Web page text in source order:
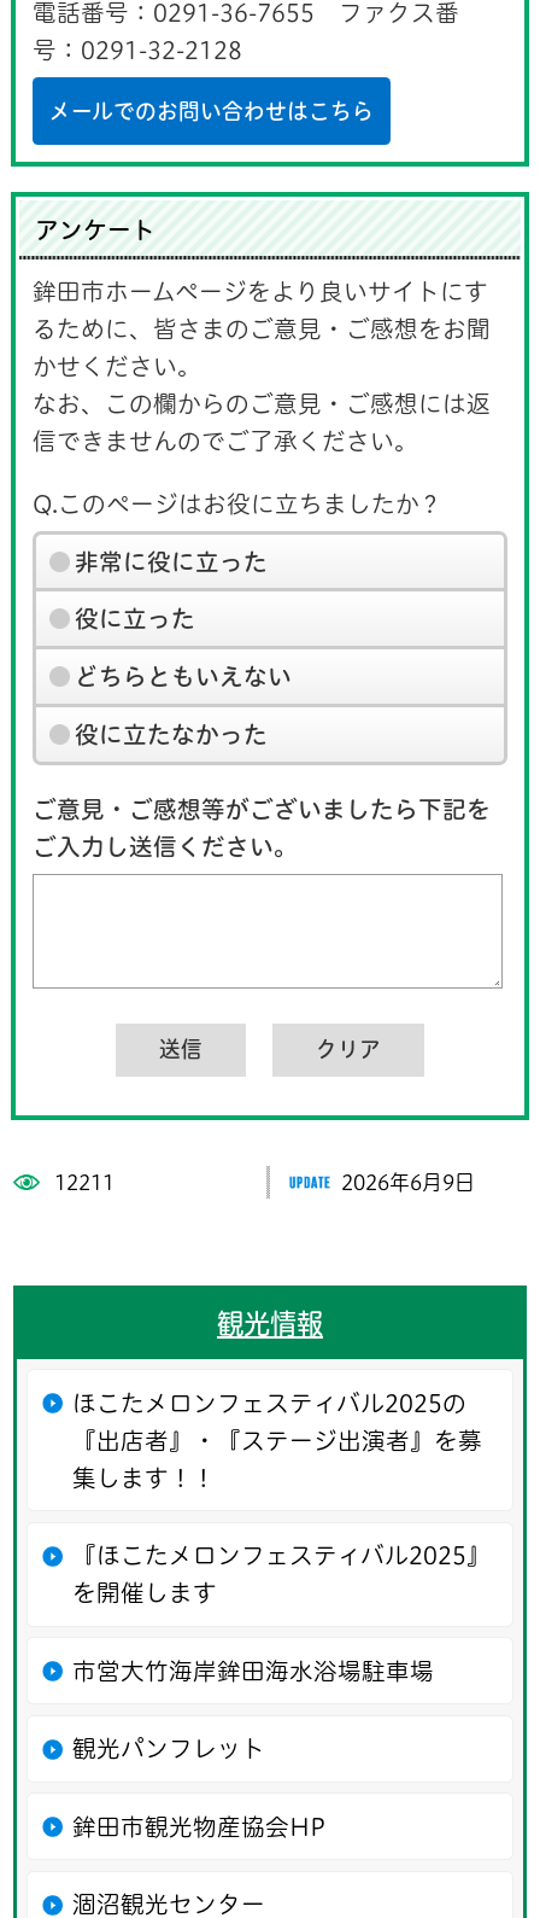
電話番号：0291-36-7655 ファクス番
号：0291-32-2128
メールでのお問い合わせはこちら
アンケート
鉾田市ホームページをより良いサイトにす
るために、皆さまのご意見・ご感想をお聞
かせください。
なお、この欄からのご意見・ご感想には返
信できませんのでご了承ください。
Q.このページはお役に立ちましたか？
非常に役に立った
役に立った
どちらともいえない
役に立たなかった
ご意見・ご感想等がございましたら下記を
ご入力し送信ください。
12211 2026年6月9日
観光情報
ほこたメロンフェスティバル2025の
『出店者』・『ステージ出演者』を募
集します！！
『ほこたメロンフェスティバル2025』
を開催します
市営大竹海岸鉾田海水浴場駐車場
観光パンフレット
鉾田市観光物産協会HP
涸沼観光センター